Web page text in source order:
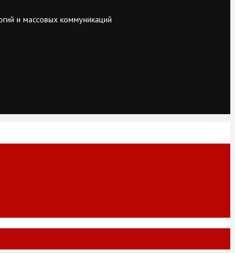
и массовых коммуникаций